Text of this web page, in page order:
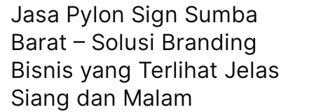
Jasa Pylon Sign Sumba
Barat – Solusi Branding
Bisnis yang Terlihat Jelas
Siang dan Malam